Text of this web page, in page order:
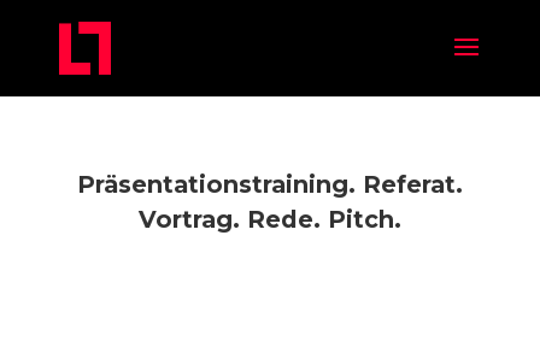
Präsentationstraining. Referat.
Vortrag. Rede. Pitch.